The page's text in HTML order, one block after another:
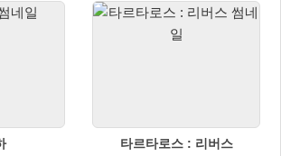
타르타로스 : 리버스